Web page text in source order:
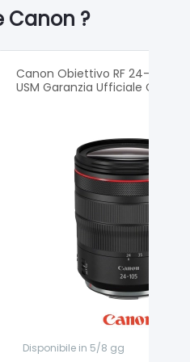
Canon ?
Canon Obiettivo RF 24-105mm
USM Garanzia Ufficiale Canon
Disponibile in 5/8 gg